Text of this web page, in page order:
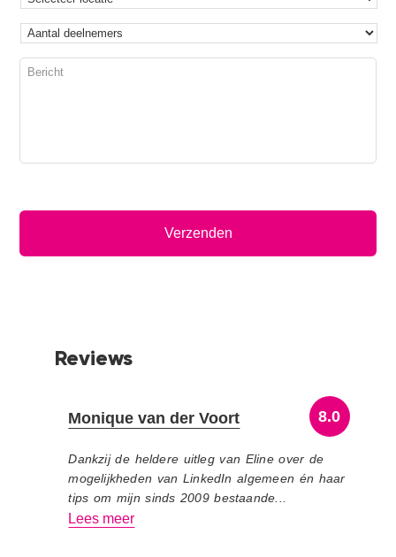
Sidebar
Reviews
Monique van der Voort 8.0
Dankzij de heldere uitleg van Eline over de
mogelijkheden van LinkedIn algemeen én haar
tips om mijn sinds 2009 bestaande...
Lees meer